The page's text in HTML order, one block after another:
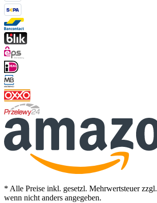
* Alle Preise inkl. gesetzl. Mehrwertsteuer zzgl.
wenn nicht anders angegeben.